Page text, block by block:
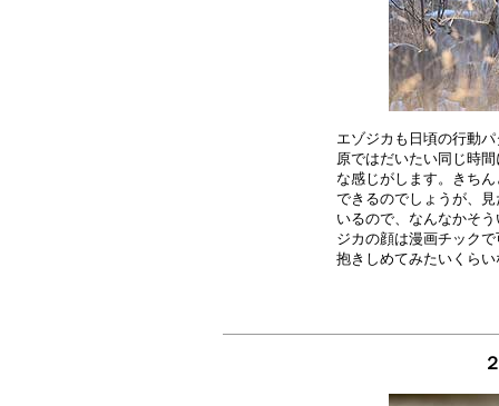
エゾジカも日頃の行動
原ではだいたい同じ時
な感じがします。きち
できるのでしょうが、
いるので、なんなかそ
ジカの顔は漫画チック